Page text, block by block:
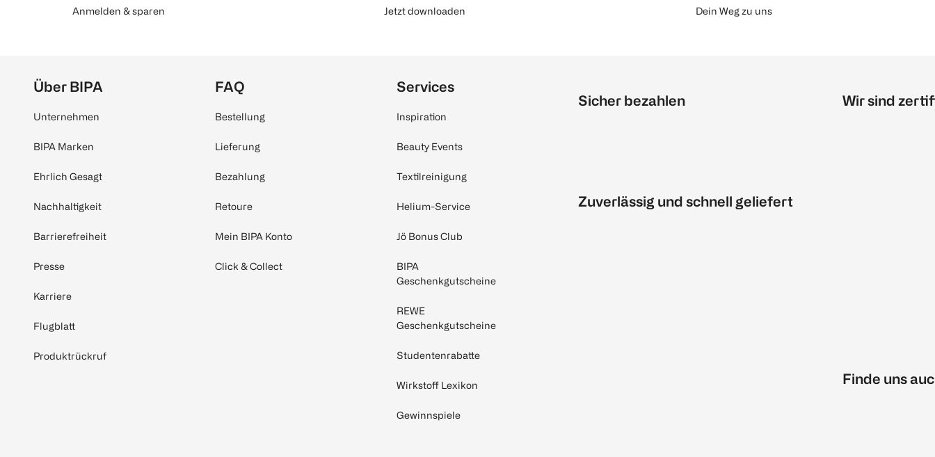
Anmelden & sparen Jetzt downloaden Dein Weg zu uns
Über BIPA
Unternehmen
BIPA Marken
Ehrlich Gesagt
Nachhaltigkeit
Barrierefreiheit
Presse
Karriere
Flugblatt
Produktrückruf
FAQ
Bestellung
Lieferung
Bezahlung
Retoure
Mein BIPA Konto
Click & Collect
Services
Inspiration
Beauty Events
Textilreinigung
Helium-Service
Jö Bonus Club
BIPA
Geschenkgutscheine
REWE
Geschenkgutscheine
Studentenrabatte
Wirkstoff Lexikon
Gewinnspiele
Sicher bezahlen
Zuverlässig und schnell geliefert
Wir sind
Finde uns